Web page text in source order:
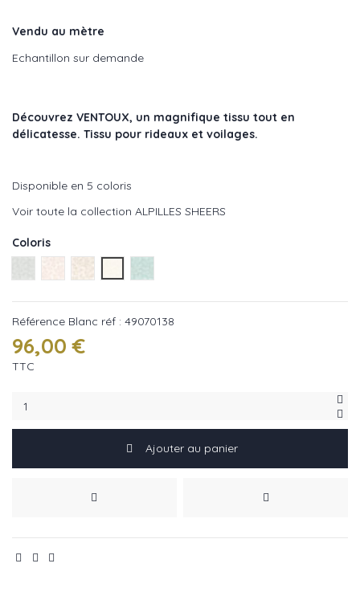
Vendu au mètre
Echantillon sur demande
Découvrez VENTOUX, un magnifique tissu tout en
délicatesse. Tissu pour rideaux et voilages.
Disponible en 5 coloris
Voir toute la collection ALPILLES SHEERS
Coloris
Gris réf : 49070423
Nude réf : 49070360
Référence Blanc réf : 49070138
96,00 €
TTC
Ajouter au panier